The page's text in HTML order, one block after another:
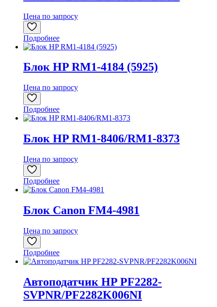
Цена по запросу
Подробнее
Блок HP RM1-4184 (5925)
Цена по запросу
Подробнее
Блок HP RM1-8406/RM1-8373
Цена по запросу
Подробнее
Блок Canon FM4-4981
Цена по запросу
Подробнее
Автоподатчик HP PF2282-
SVPNR/PF2282K006NI